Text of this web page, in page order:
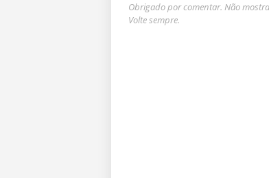
Obrigado por comentar. Não
Volte sempre.